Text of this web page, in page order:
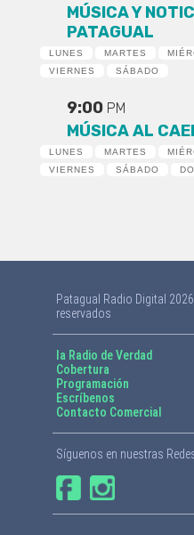
MÚSICA Y
PATAGUAL
LUNES MARTES
VIERNES
SÁBADO
9:00 PM
MÚSICA AL
LUNES MARTES
VIERNES
SÁBADO
Patagual Radio Digital
reservados
la Radio de Verdad
Cobertura
Programación
Escríbenos
Contacto Comercial
Síguenos en nuestras